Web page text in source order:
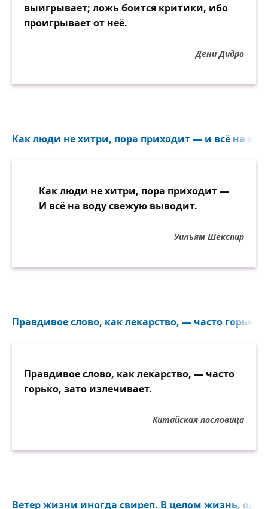
выигрывает; ложь боится критики, ибо
проигрывает от неё.
Дени Дидро
Как люди не хитри, пора приходит — и всё на
Как люди не хитри, пора приходит —
И всё на воду свежую выводит.
Уильям Шекспир
Правдивое слово, как лекарство, — часто горько,
Правдивое слово, как лекарство, — часто
горько, зато излечивает.
Китайская пословица
Ветер жизни иногда свиреп. В целом жизнь,